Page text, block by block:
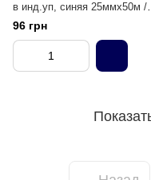
в инд.уп, синяя 25ммх50м /
Blue Core
96 грн